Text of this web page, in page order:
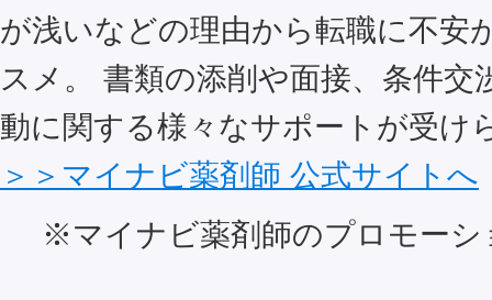
が浅いなどの理由から転職に不安
スメ。 書類の添削や面接、条件交
動に関する様々なサポートが受け
＞＞マイナビ薬剤師 公式サイトへ
※マイナビ薬剤師のプロモーシ